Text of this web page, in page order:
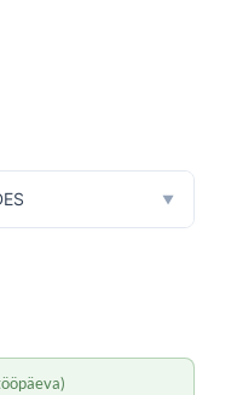
▼